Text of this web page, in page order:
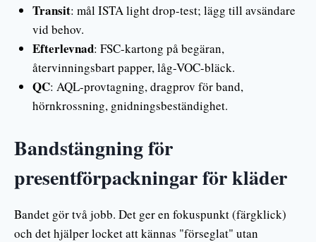
Transit: mål ISTA light drop-test; lägg till avsändare
vid behov.
Efterlevnad: FSC-kartong på begäran,
återvinningsbart papper, låg-VOC-bläck.
QC: AQL-provtagning, dragprov för band,
hörnkrossning, gnidningsbeständighet.
Bandstängning för
presentförpackningar för kläder
Bandet gör två jobb. Det ger en fokuspunkt (färgklick)
och det hjälper locket att kännas "förseglat" utan